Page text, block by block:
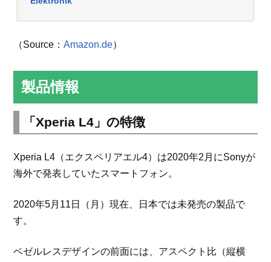
（Source：Amazon.de）
製品情報
「Xperia L4」の特徴
Xperia L4（エクスペリアエル4）は2020年2月にSonyが
海外で発表していたスマートフォン。
2020年5月11日（月）現在、日本では未発売の製品で
す。
ベゼルレスデザインの前面には、アスペクト比（縦横